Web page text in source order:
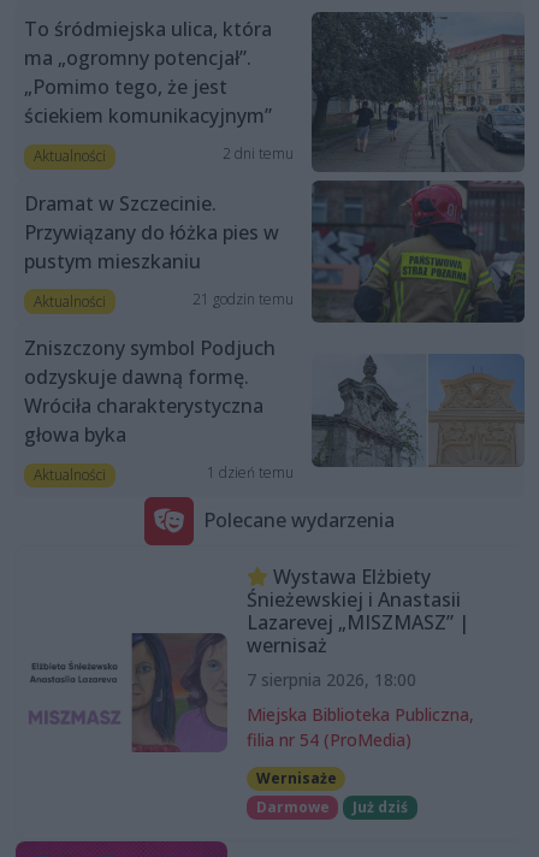
To śródmiejska ulica, która
ma „ogromny potencjał”.
„Pomimo tego, że jest
ściekiem komunikacyjnym”
Aktualności 2 dni temu
Dramat w Szczecinie.
Przywiązany do łóżka pies w
pustym mieszkaniu
Aktualności 21 godzin temu
Zniszczony symbol Podjuch
odzyskuje dawną formę.
Wróciła charakterystyczna
głowa byka
Aktualności 1 dzień temu
Polecane wydarzenia
Wystawa Elżbiety
Śnieżewskiej i Anastasii
Lazarevej „MISZMASZ” |
wernisaż
7 sierpnia 2026, 18:00
Miejska Biblioteka Publiczna,
filia nr 54 (ProMedia)
Wernisaże
Darmowe
Już dziś